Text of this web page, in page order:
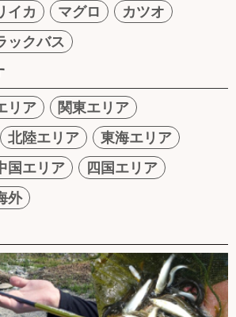
イカ マグロ
カツオ
ックバス
リア
関東エリア
北陸エリア
東海エリア
国エリア
四国エリア
外